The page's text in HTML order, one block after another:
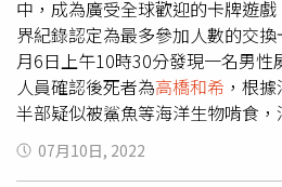
中，成為廣受全球歡迎的卡牌遊
界紀錄認定為最多參加人數的交
月6日上午10時30分發現一名男性
人員確認後死者為高橋和希 ，根
半部疑似被鯊魚等海洋生物啃食
絲感嘆，紛紛在各大社交平台發
這張卡牌將作者復活嗎？」也有
07月10日, 2022